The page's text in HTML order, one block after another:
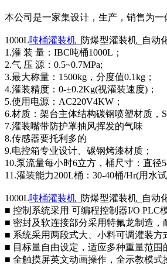
本公司是一家集设计，生产，销售为
1000L吨桶灌装机 _防爆型灌装机_自动
1.灌 装 量：IBC吨桶1000L；
2.气 压 源：0.5~0.7MPa;
3.最大称量：1500kg，分度值0.1kg；
4.灌装精度：0-±0.2Kg(视灌装速度)；
5.使用电源：AC220V4KW；
6.材质：架台主体结构碳钢喷塑材质，
7.灌装嘴带防护罩抽风挥发的气味
8.传感器要托利多的
9.电控箱专业设计、碳钢烤漆材质；
10.泵流量每小时6立方，桶尺寸：直径
11.灌装能力200L桶：30-40桶/Hr(用水
1000L吨桶灌装机 _防爆型灌装机_自动
■ 控制系统采用 可编程控制器I/O PLC
■ 密封及软连接部分采用特氟龙制造，
■ 系统采用两段式大、小料可调灌装方
■ 目标量自由设定，适应多种重量范围
■ 全触摸屏英文动画操作，全示教模式